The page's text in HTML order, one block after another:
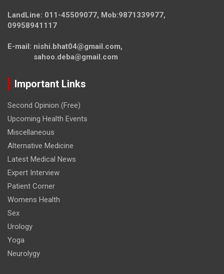
LandLine: 011-45509077, Mob:9871339977,
09958941117
E-mail: nishi.bhat04@gmail.com,
sahoo.deba@gmail.com
Important Links
Second Opinion (Free)
Upcoming Health Events
Miscellaneous
Alternative Medicine
Latest Medical News
Expert Interview
Patient Corner
Womens Health
Sex
Urology
Yoga
Neurolygy